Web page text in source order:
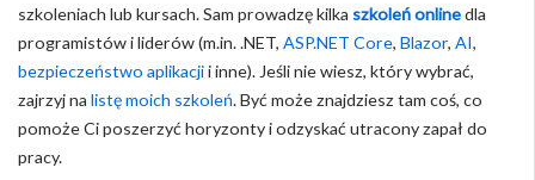
szkoleniach lub kursach. Sam prowadzę kilka szkoleń onlinedla
programistów i liderów (m.in. .NET, ASP.NET Core, Blazor, AI,
bezpieczeństwo aplikacjii inne). Jeśli nie wiesz, który wybrać,
zajrzyj na listę moich szkoleń. Być może znajdziesz tam coś, co
pomoże Ci poszerzyć horyzonty i odzyskać utracony zapał do
pracy.